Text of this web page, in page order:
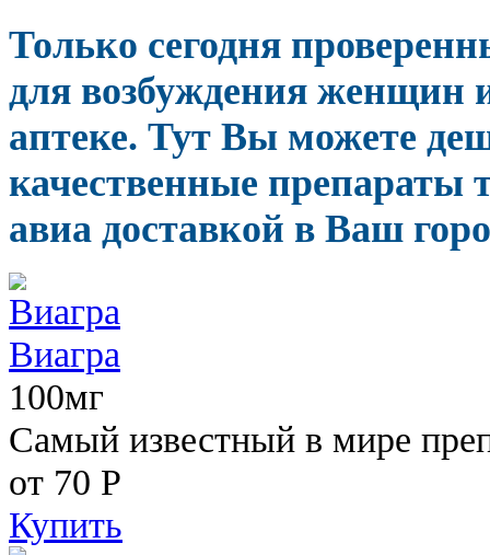
Только сегодня
для возбуждения женщин
аптеке. Тут Вы можете
качественные препараты
авиа доставкой в Ваш
Виагра
100мг
Самый известный в мире
от 70 Р
Купить